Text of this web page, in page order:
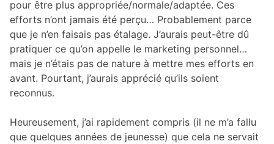
pour être plus appropriée/normale/adaptée. Ces
efforts n’ont jamais été perçu… Probablement parce
que je n’en faisais pas étalage. J’aurais peut-être dû
pratiquer ce qu’on appelle le marketing personnel…
mais je n’étais pas de nature à mettre mes efforts en
avant. Pourtant, j’aurais apprécié qu’ils soient
reconnus.
Heureusement, j’ai rapidement compris (il ne m’a fallu
que quelques années de jeunesse) que cela ne servait